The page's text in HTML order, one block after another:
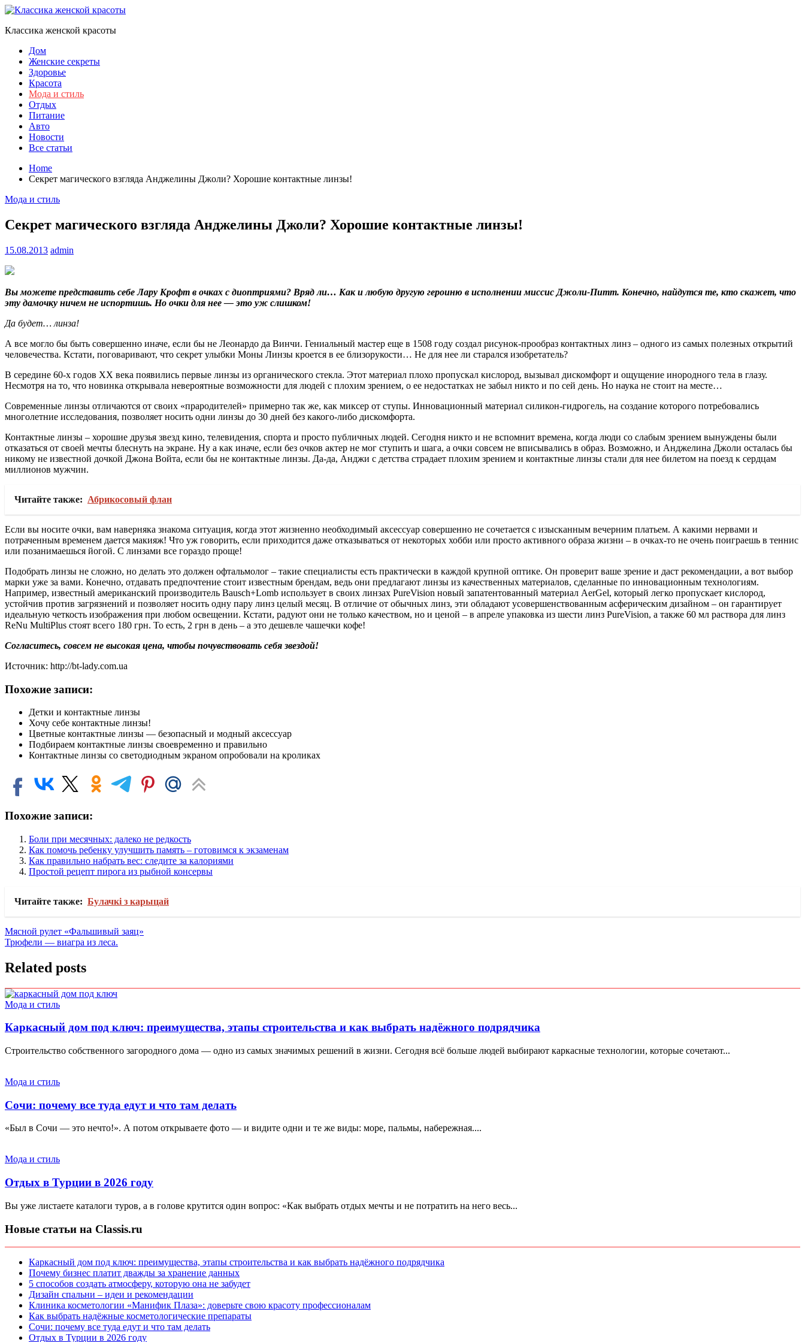
Skip
content
Классика женской красоты
Дом
Женские секреты
Здоровье
Красота
Мода и стиль
Отдых
Питание
Авто
Новости
Все статьи
Home
Секрет магического взгляда Анджелины Джоли? Хорошие контактные линзы!
Мода и стиль
Секрет магического взгляда Анджелины Джоли? Хорошие контактные линзы!
15.08.2013 admin
Вы можете представить себе Лару Крофт в очках с диоптриями? Вряд ли… Как и любую другую героиню в исполнении миссис Джоли-Питт. Конечно, найдутся те, кто скажет, что
эту дамочку ничем не испортишь. Но очки для нее — это уж слишком!
Да будет… линза!
А все могло бы быть совершенно иначе, если бы не Леонардо да Винчи. Гениальный мастер еще в 1508 году создал рисунок-прообраз контактных линз – одного из самых полезных открытий
человечества. Кстати, поговаривают, что секрет улыбки Моны Линзы кроется в ее близорукости… Не для нее ли старался изобретатель?
В середине 60-х годов XX века появились первые линзы из органического стекла. Этот материал плохо пропускал кислород, вызывал дискомфорт и ощущение инородного тела в глазу.
Несмотря на то, что новинка открывала невероятные возможности для людей с плохим зрением, о ее недостатках не забыл никто и по сей день. Но наука не стоит на месте…
Современные линзы отличаются от своих «прародителей» примерно так же, как миксер от ступы. Инновационный материал силикон-гидрогель, на создание которого потребовались
многолетние исследования, позволяет носить одни линзы до 30 дней без какого-либо дискомфорта.
Контактные линзы – хорошие друзья звезд кино, телевидения, спорта и просто публичных людей. Сегодня никто и не вспомнит времена, когда люди со слабым зрением вынуждены были
отказаться от своей мечты блеснуть на экране. Ну а как иначе, если без очков актер не мог ступить и шага, а очки совсем не вписывались в образ. Возможно, и Анджелина Джоли осталась бы
никому не известной дочкой Джона Войта, если бы не контактные линзы. Да-да, Анджи с детства страдает плохим зрением и контактные линзы стали для нее билетом на поезд к сердцам
миллионов мужчин.
Читайте также: Абрикосовый флан
Если вы носите очки, вам наверняка знакома ситуация, когда этот жизненно необходимый аксессуар совершенно не сочетается с изысканным вечерним платьем. А какими нервами и
потраченным временем дается макияж! Что уж говорить, если приходится даже отказываться от некоторых хобби или просто активного образа жизни – в очках-то не очень поиграешь в теннис
или позанимаешься йогой. С линзами все гораздо проще!
Подобрать линзы не сложно, но делать это должен офтальмолог – такие специалисты есть практически в каждой крупной оптике. Он проверит ваше зрение и даст рекомендации, а вот выбор
марки уже за вами. Конечно, отдавать предпочтение стоит известным брендам, ведь они предлагают линзы из качественных материалов, сделанные по инновационным технологиям.
Например, известный американский производитель Bausch+Lomb использует в своих линзах PureVision новый запатентованный материал AerGel, который легко пропускает кислород,
устойчив против загрязнений и позволяет носить одну пару линз целый месяц. В отличие от обычных линз, эти обладают усовершенствованным асферическим дизайном – он гарантирует
идеальную четкость изображения при любом освещении. Кстати, радуют они не только качеством, но и ценой – в апреле упаковка из шести линз PureVision, а также 60 мл раствора для линз
ReNu MultiPlus стоят всего 180 грн. То есть, 2 грн в день – а это дешевле чашечки кофе!
Согласитесь, совсем не высокая цена, чтобы почувствовать себя звездой!
Источник: http://bt-lady.com.ua
Похожие записи:
Детки и контактные линзы
Хочу себе контактные линзы!
Цветные контактные линзы — безопасный и модный аксессуар
Подбираем контактные линзы своевременно и правильно
Контактные линзы со светодиодным экраном опробовали на кроликах
Похожие записи:
Боли при месячных: далеко не редкость
Как помочь ребенку улучшить память – готовимся к экзаменам
Как правильно набрать вес: следите за калориями
Простой рецепт пирога из рыбной консервы
Читайте также: Булачкі з карыцай
Навигация
по
записям
Мясной рулет «Фальшивый заяц»
Трюфели — виагра из леса.
Related posts
Мода и стиль
Каркасный дом под ключ: преимущества, этапы строительства и как выбрать надёжного подрядчика
Строительство собственного загородного дома — одно из самых значимых решений в жизни. Сегодня всё больше людей выбирают каркасные технологии, которые сочетают...
Мода и стиль
Сочи: почему все туда едут и что там делать
«Был в Сочи — это нечто!». А потом открываете фото — и видите одни и те же виды: море, пальмы, набережная....
Мода и стиль
Отдых в Турции в 2026 году
Вы уже листаете каталоги туров, а в голове крутится один вопрос: «Как выбрать отдых мечты и не потратить на него весь...
Новые статьи на Classis.ru
Каркасный дом под ключ: преимущества, этапы строительства и как выбрать надёжного подрядчика
Почему бизнес платит дважды за хранение данных
5 способов создать атмосферу, которую она не забудет
Дизайн спальни – идеи и рекомендации
Клиника косметологии «Манифик Плаза»: доверьте свою красоту профессионалам
Как выбрать надёжные косметологические препараты
Сочи: почему все туда едут и что там делать
Отдых в Турции в 2026 году